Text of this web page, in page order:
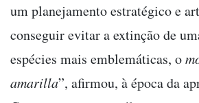
um planejamento estratégico e
conseguir evitar a extinção de
espécies mais emblemáticas, o
amarilla”, afirmou, à época da